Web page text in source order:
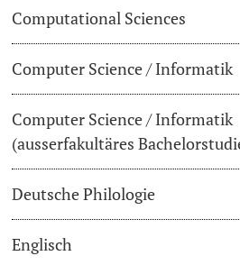
Dozierende
Termine & Fristen
Dokumente und Verifikation
«Start Smart»-Week
Mobilität
Campus Stories
Computational Sciences
Computer Science / Informatik
Computer Science / Informatik
(ausserfakultäres
Deutsche Philologie
Englisch